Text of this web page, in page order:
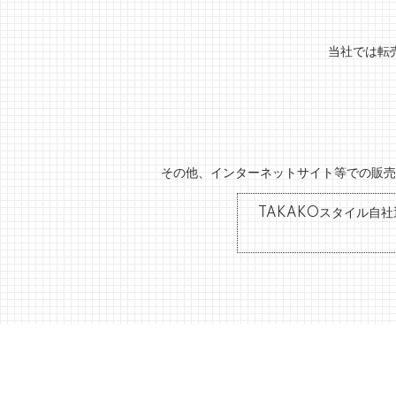
当社では転
その他、インターネットサイト等での販
TAKAKOスタイル自